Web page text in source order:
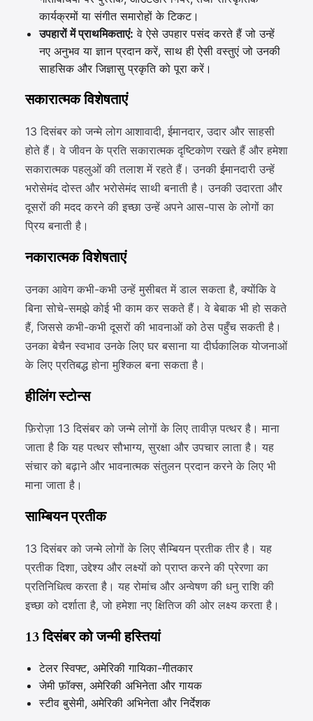
कार्यक्रमों या संगीत समारोहों के टिकट।
उपहारों में प्राथमिकताएं: वे ऐसे उपहार पसंद करते हैं जो उन्हें
नए अनुभव या ज्ञान प्रदान करें, साथ ही ऐसी वस्तुएं जो उनकी
साहसिक और जिज्ञासु प्रकृति को पूरा करें।
सकारात्मक विशेषताएं
13 दिसंबर को जन्मे लोग आशावादी, ईमानदार, उदार और साहसी
होते हैं। वे जीवन के प्रति सकारात्मक दृष्टिकोण रखते हैं और हमेशा
सकारात्मक पहलुओं की तलाश में रहते हैं। उनकी ईमानदारी उन्हें
भरोसेमंद दोस्त और भरोसेमंद साथी बनाती है। उनकी उदारता और
दूसरों की मदद करने की इच्छा उन्हें अपने आस-पास के लोगों का
प्रिय बनाती है।
नकारात्मक विशेषताएं
उनका आवेग कभी-कभी उन्हें मुसीबत में डाल सकता है, क्योंकि वे
बिना सोचे-समझे कोई भी काम कर सकते हैं। वे बेबाक भी हो सकते
हैं, जिससे कभी-कभी दूसरों की भावनाओं को ठेस पहुँच सकती है।
उनका बेचैन स्वभाव उनके लिए घर बसाना या दीर्घकालिक योजनाओं
के लिए प्रतिबद्ध होना मुश्किल बना सकता है।
हीलिंग स्टोन्स
फ़िरोज़ा 13 दिसंबर को जन्मे लोगों के लिए तावीज़ पत्थर है। माना
जाता है कि यह पत्थर सौभाग्य, सुरक्षा और उपचार लाता है। यह
संचार को बढ़ाने और भावनात्मक संतुलन प्रदान करने के लिए भी
माना जाता है।
साम्बियन प्रतीक
13 दिसंबर को जन्मे लोगों के लिए सैम्बियन प्रतीक तीर है। यह
प्रतीक दिशा, उद्देश्य और लक्ष्यों को प्राप्त करने की प्रेरणा का
प्रतिनिधित्व करता है। यह रोमांच और अन्वेषण की धनु राशि की
इच्छा को दर्शाता है, जो हमेशा नए क्षितिज की ओर लक्ष्य करता है।
13 दिसंबर को जन्मी हस्तियां
टेलर स्विफ्ट, अमेरिकी गायिका-गीतकार
जेमी फ़ॉक्स, अमेरिकी अभिनेता और गायक
स्टीव बुसेमी, अमेरिकी अभिनेता और निर्देशक